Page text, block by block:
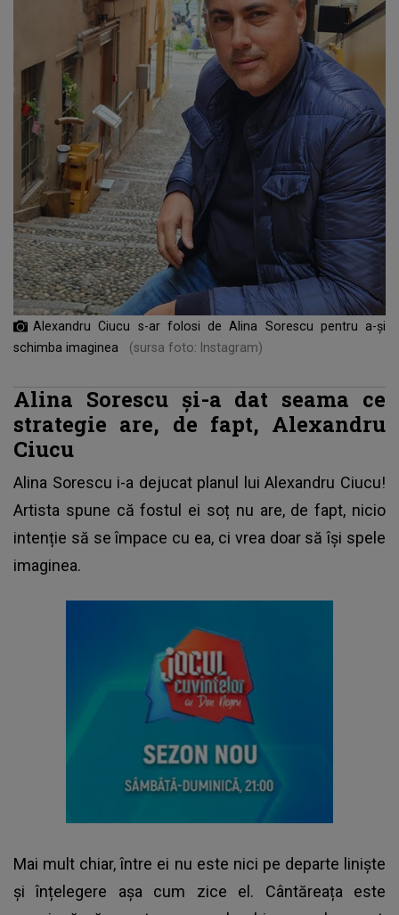
Alexandru Ciucu s-ar folosi de Alina Sorescu pentru a-și
schimba imaginea
(sursa foto: Instagram)
Alina Sorescu și-a dat seama ce
strategie are, de fapt, Alexandru
Ciucu
Alina Sorescu i-a dejucat planul lui Alexandru Ciucu!
Artista spune că fostul ei soț nu are, de fapt, nicio
intenție să se împace cu ea, ci vrea doar să își spele
imaginea.
Mai mult chiar, între ei nu este nici pe departe liniște
și înțelegere așa cum zice el. Cântăreața este